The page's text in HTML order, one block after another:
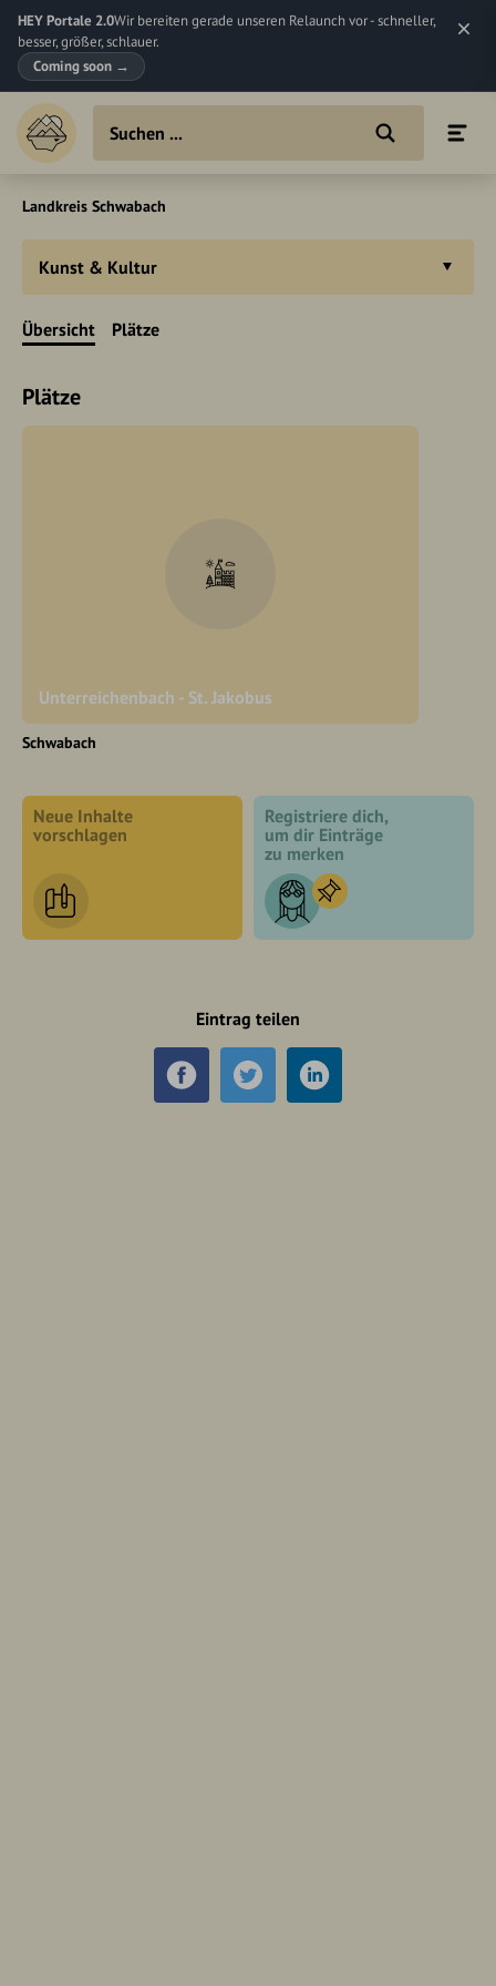
HEY Portale 2.0Wir bereiten gerade unseren Relaunch vor - schneller,
besser, größer, schlauer.
Coming soon →
Landkreis Schwabach
Kunst & Kultur
Übersicht Plätze
Plätze
Unterreichenbach - St. Jakobus
Schwabach
Neue Inhalte
vorschlagen
Registriere dich,
um dir Einträge
zu merken
Eintrag teilen